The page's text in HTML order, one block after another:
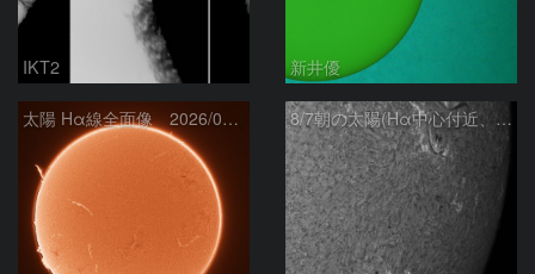
IKT2 新井優
太陽 Hα線全面像 2026/08/07 8/7朝の太陽(Hα中心付近、4498、4502付近)